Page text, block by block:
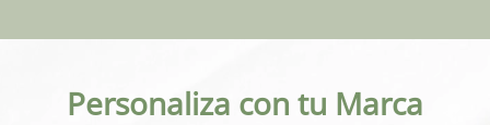
Personaliza con tu Marca